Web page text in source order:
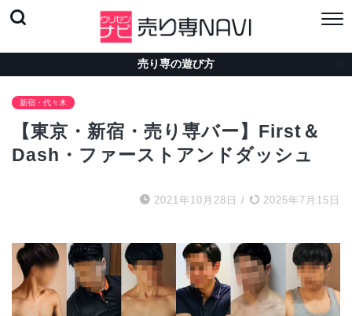
売り専の遊び方
新宿・代々木
【東京・新宿・売り専バー】First＆
Dash・ファーストアンドダッシュ
2021年10月28日 / 2025年7月15日